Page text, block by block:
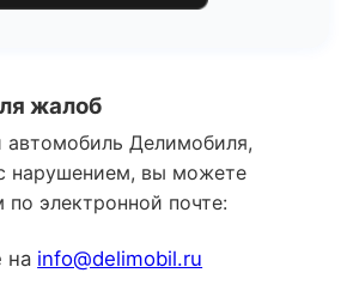
жалоб
автомобиль Делимобиля,
нарушением, вы можете
электронной почте:
на info@delimobil.ru